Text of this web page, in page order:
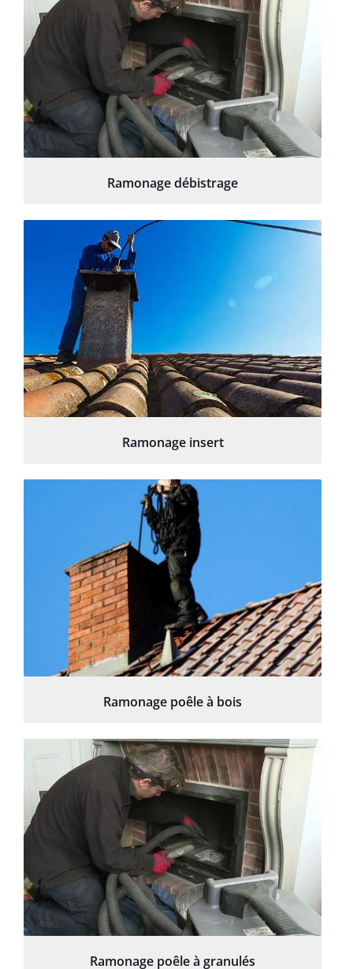
Ramonage débistrage
Ramonage insert
Ramonage poêle à bois
Ramonage poêle à granulés